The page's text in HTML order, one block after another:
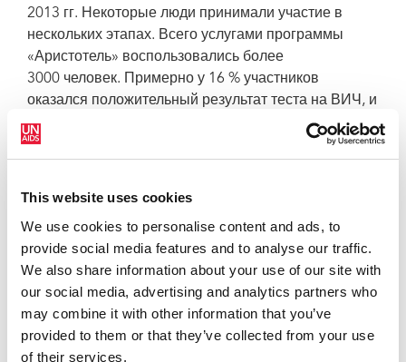
This website uses cookies
We use cookies to personalise content and ads, to
provide social media features and to analyse our traffic.
We also share information about your use of our site with
our social media, advertising and analytics partners who
may combine it with other information that you’ve
provided to them or that they’ve collected from your use
of their services.
2013 гг. Некоторые люди принимали участие в
нескольких этапах. Всего услугами программы
«Аристотель» воспользовались более
3000 человек. Примерно у 16 % участников
оказался положительный результат теста на ВИЧ, и
их немедленно направили на лечение
антиретровирусными препаратами. Социальные
терапию.
Г-жа Сипса рассказала, что еще до окончания
программы в Афинах было отмечено снижение
количества новых случаев заражения ВИЧ на 78 %.
«Благодаря программе «Аристотель» нам удалось